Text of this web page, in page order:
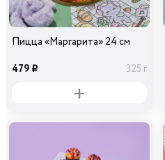
Пицца «Маргарита» 24 см
479 i 325 г